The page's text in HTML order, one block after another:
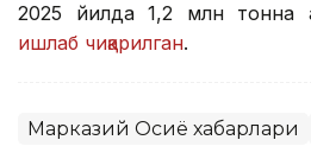
2025 йилда 1,2 млн тонна
ишлаб чиқарилган.
Марказий Осиё хабарлари